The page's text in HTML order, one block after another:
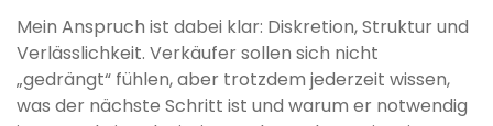
Mein Anspruch ist dabei klar: Diskretion, Struktur und
Verlässlichkeit. Verkäufer sollen sich nicht
„gedrängt“ fühlen, aber trotzdem jederzeit wissen,
was der nächste Schritt ist und warum er notwendig